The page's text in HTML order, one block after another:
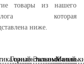
товары из нашего
которая
ниже.
Горизонтальный
Экономичный